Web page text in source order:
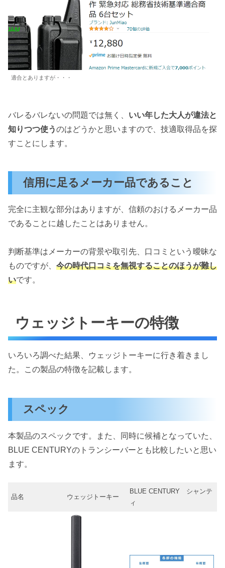
適合とありますが・・・
バレるバレないの問題では無く、 いい年した大人が違法と
知りつつ使うのはどうかと思いますので、技適取得品を探
すことにします。
信用に足るメーカー品であること
完全に主観な部分はありますが、信頼のおけるメーカー品
であることに越したことはありません。
判断基準はメーカーの背景や取引先、口コミという曖昧な
ものですが、 今の時代口コミを無視することのほうが難し
いです。
ウェッジトーキーの特徴
いろいろ調べた結果、ウェッジトーキーに行き着きまし
た。この製品の特徴を記載します。
スペック
本製品のスペックです。また、同時に候補となっていた、
BLUE CENTURYのトランシーバーとも比較したいと思い
ます。
品名 ウェッジトーキー
BLUE CENTURY シャンテ
ィ